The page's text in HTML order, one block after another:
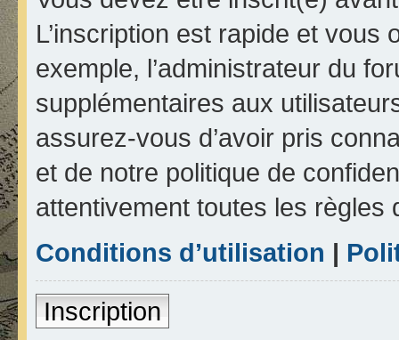
L’inscription est rapide et
exemple, l’administrateur du
supplémentaires aux
assurez-vous d’avoir pris
et de notre politique de
attentivement toutes les règles
Conditions d’utilisation |
Inscription